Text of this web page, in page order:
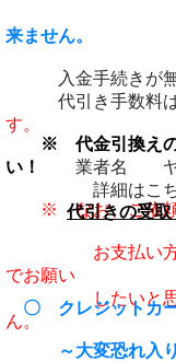
現金でのお支
来ません。
入金手続きが
代引き手数料は
す。
業者名 ヤマ
※ なお、ご依頼主
お支払い方法
でお願い
したいと思いま
ん。
〇 クレジットカ
～大変恐れ入りま
※ 代金引換えの
い！
詳細はこち
代引きの受